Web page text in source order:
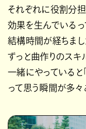
それぞれに役割分
効果を生んでいるっ
結構時間が経ちまし
ずっと曲作りのスキ
一緒にやっていると
って思う瞬間が多々